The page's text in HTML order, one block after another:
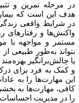
در مرحله تمرین و
هدف این است که
در شرایط واقعی زندگی
واکنش‌ها و رفتارهای
مستمر و مواجهه با
بتواند به‌طور طبیعی
یا چالش‌برانگیز
و کمک به فرد برای
این مهارت‌ها را به
کافی، مهارت‌ها به
را در مدیریت